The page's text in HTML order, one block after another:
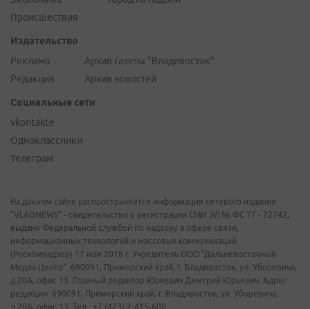
Происшествия
Издательство
Реклама
Редакция
Архив газеты "Владивосток"
Архив новостей
Социальные сети
vkontakte
Одноклассники
Телеграм
На данном сайте распространяется информация сетевого издания
"VLADNEWS" - свидетельство о регистрации СМИ ЭЛ № ФС 77 - 72742,
выдано Федеральной службой по надзору в сфере связи,
информационных технологий и массовых коммуникаций
(Роскомнадзор) 17 мая 2018 г. Учредитель ООО "Дальневосточный
Медиа Центр". 690091, Приморский край, г. Владивосток, ул. Уборевича,
д.20А, офис 13. Главный редактор Юркевич Дмитрий Юрьевич. Адрес
редакции: 690091, Приморский край, г. Владивосток, ул. Уборевича,
д.20А, офис 13. Тел.: +7 (423) 2-415-600.